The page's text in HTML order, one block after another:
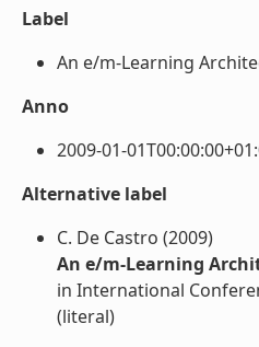
Label
An e/m-Learning
Anno
2009-01-
Alternative label
C. De Castro (2009)
An e/m-Learning
in International
(literal)